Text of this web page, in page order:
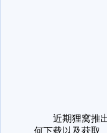
近期狸窝推出
何下载以及获取